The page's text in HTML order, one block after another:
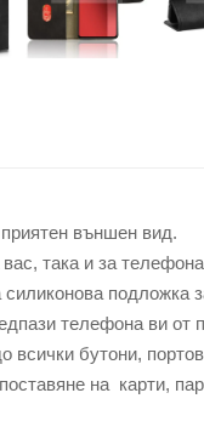
външен вид.
така и за
подложка
телефона ви от
всички бутони,
на карти,